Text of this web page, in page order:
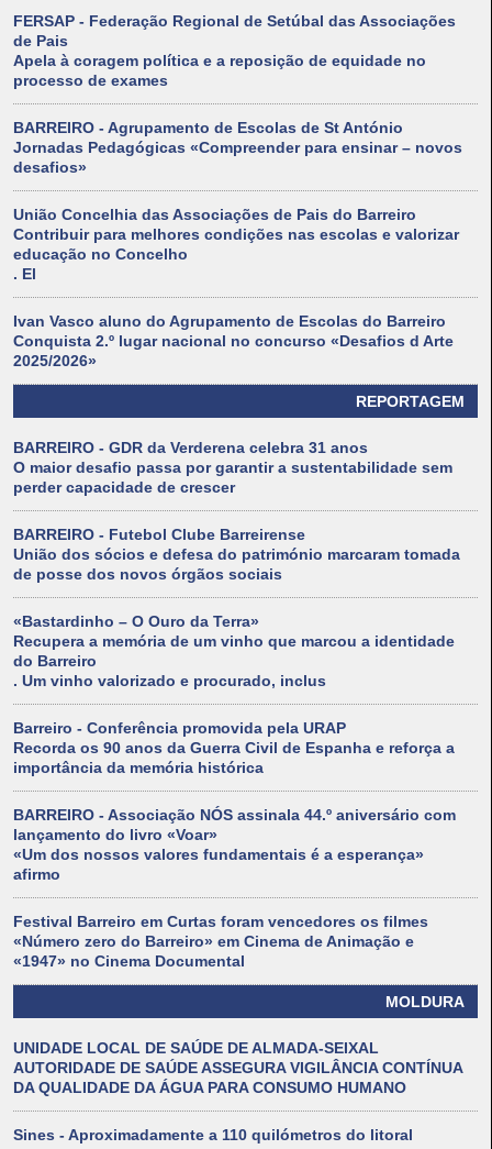
FERSAP - Federação Regional de Setúbal das Associações
de Pais
Apela à coragem política e a reposição de equidade no
processo de exames
BARREIRO - Agrupamento de Escolas de St António
Jornadas Pedagógicas «Compreender para ensinar – novos
desafios»
União Concelhia das Associações de Pais do Barreiro
Contribuir para melhores condições nas escolas e valorizar
educação no Concelho
. El
Ivan Vasco aluno do Agrupamento de Escolas do Barreiro
Conquista 2.º lugar nacional no concurso «Desafios d Arte
2025/2026»
REPORTAGEM
BARREIRO - GDR da Verderena celebra 31 anos
O maior desafio passa por garantir a sustentabilidade sem
perder capacidade de crescer
BARREIRO - Futebol Clube Barreirense
União dos sócios e defesa do património marcaram tomada
de posse dos novos órgãos sociais
«Bastardinho – O Ouro da Terra»
Recupera a memória de um vinho que marcou a identidade
do Barreiro
. Um vinho valorizado e procurado, inclus
Barreiro - Conferência promovida pela URAP
Recorda os 90 anos da Guerra Civil de Espanha e reforça a
importância da memória histórica
BARREIRO - Associação NÓS assinala 44.º aniversário com
lançamento do livro «Voar»
«Um dos nossos valores fundamentais é a esperança»
afirmo
Festival Barreiro em Curtas foram vencedores os filmes
«Número zero do Barreiro» em Cinema de Animação e
«1947» no Cinema Documental
MOLDURA
UNIDADE LOCAL DE SAÚDE DE ALMADA-SEIXAL
AUTORIDADE DE SAÚDE ASSEGURA VIGILÂNCIA CONTÍNUA
DA QUALIDADE DA ÁGUA PARA CONSUMO HUMANO
Sines - Aproximadamente a 110 quilómetros do litoral